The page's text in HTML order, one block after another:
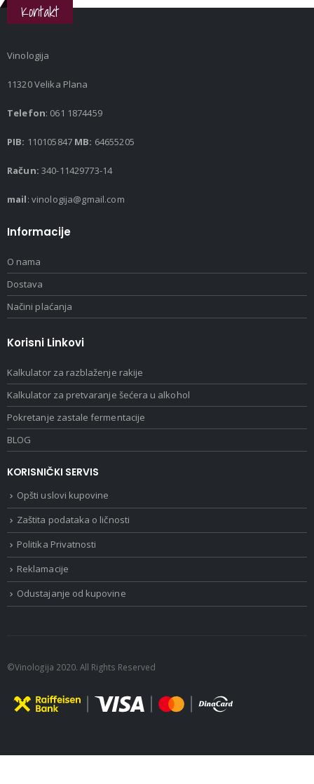
Kontakt
Vinologija
11320 Velika Plana
Telefon: 061 1874459
PIB: 110105847 MB: 64655205
Račun: 340-11429773-14
mail: vinologija@gmail.com
Informacije
O nama
Dostava
Načini plaćanja
Korisni Linkovi
Kalkulator za razblaženje rakije
Kalkulator za pretvaranje šećera u alkohol
Pokretanje zastale fermentacije
BLOG
KORISNIČKI SERVIS
Opšti uslovi kupovine
Zaštita podataka o ličnosti
Politika Privatnosti
Reklamacije
Odustajanje od kupovine
©Vinologija 2020. All Rights Reserved